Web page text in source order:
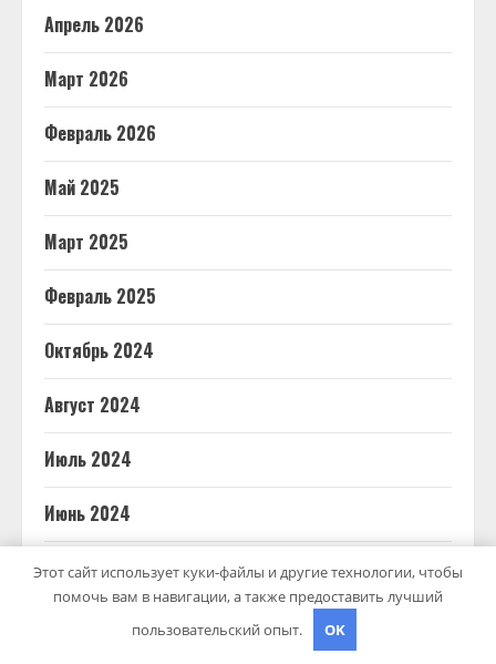
Апрель 2026
Март 2026
Февраль 2026
Май 2025
Март 2025
Февраль 2025
Октябрь 2024
Август 2024
Июль 2024
Июнь 2024
Май 2024
Апрель 2024
Этот сайт использует куки-файлы и другие технологии, чтобы
помочь вам в навигации, а также предоставить лучший
пользовательский опыт.
OK